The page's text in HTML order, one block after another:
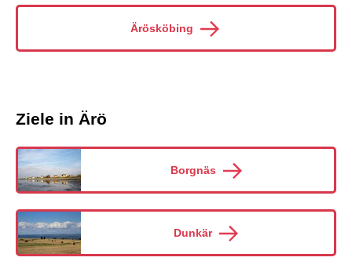
Ärösköbing
Ziele in Ärö
Borgnäs
Dunkär